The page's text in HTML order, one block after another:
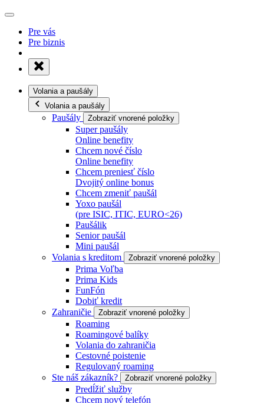
Pre vás
Pre biznis
Volania a paušály
Volania a paušály
Paušály Zobraziť vnorené položky
Super paušály
Online benefity
Chcem nové číslo
Online benefity
Chcem preniesť číslo
Dvojitý online bonus
Chcem zmeniť paušál
Yoxo paušál
(pre ISIC, ITIC, EURO<26)
Paušálik
Senior paušál
Mini paušál
Volania s kreditom
Zobraziť vnorené položky
Prima Voľba
Prima Kids
FunFón
Dobiť kredit
Zahraničie
Zobraziť vnorené položky
Roaming
Roamingové balíky
Volania do zahraničia
Cestovné poistenie
Regulovaný roaming
Ste náš zákazník?
Zobraziť vnorené položky
Predĺžiť služby
Chcem nový telefón